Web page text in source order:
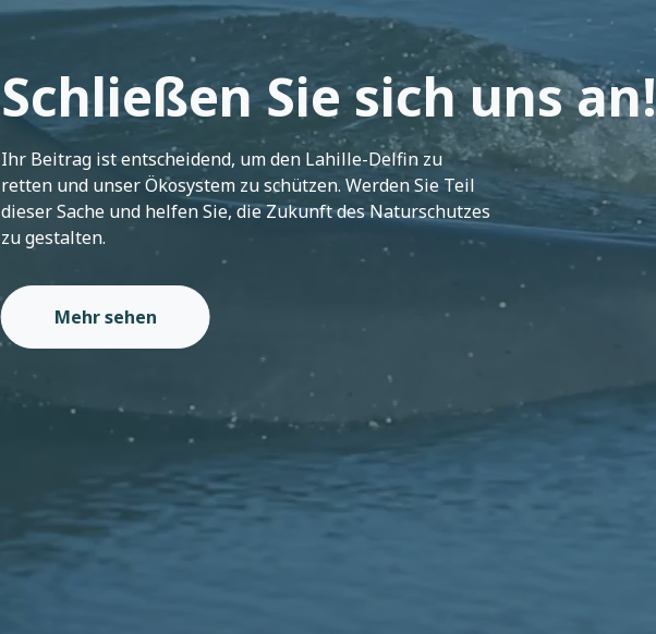
Schließen Sie sich uns an!
Ihr Beitrag ist entscheidend, um den Lahille-Delfin zu
retten und unser Ökosystem zu schützen. Werden Sie Teil
dieser Sache und helfen Sie, die Zukunft des Naturschutzes
zu gestalten.
Mehr sehen